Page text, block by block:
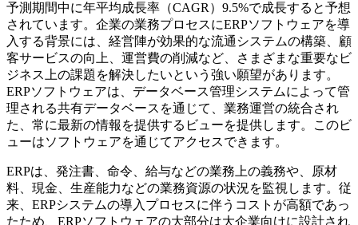
予測期間中に年平均成長率（CAGR）9.5%で成長すると予想
されています。企業の業務プロセスにERPソフトウェアを導
入する背景には、経営陣が効果的な流通システムの構築、顧
客サービスの向上、運営費の削減など、さまざまな重要なビ
ジネス上の課題を解決したいという強い願望があります。
ERPソフトウェアは、データベース管理システムによって管
理される共有データベースを通じて、業務運営の統合され
た、常に最新の情報を提供するビューを提供します。このビ
ューはソフトウェアを通じてアクセスできます。
ERPは、発注書、命令、給与などの業務上の義務や、原材
料、現金、生産能力などの業務資源の状況を監視します。従
来、ERPシステムの導入プロセスに伴うコストが高額であっ
たため、ERPソフトウェアの大部分は大企業向けに設計され